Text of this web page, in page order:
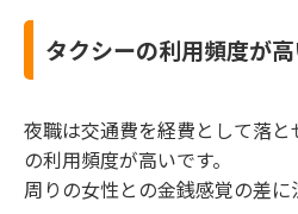
タクシーの利用頻度が
夜職は交通費を経費として落
の利用頻度が高いです。
周りの女性との金銭感覚の差に